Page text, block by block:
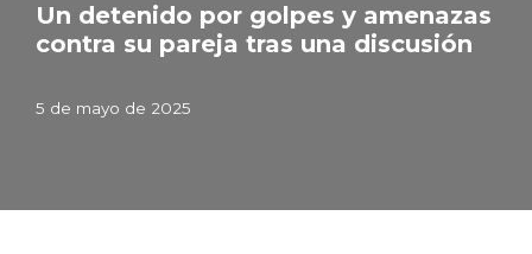
Un detenido por golpes y amenazas
contra su pareja tras una discusión
5 de mayo de 2025